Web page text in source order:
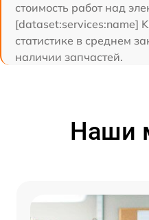
стоимость работ над
[dataset:services:name]
статистике в среднем
наличии запчастей.
Наши